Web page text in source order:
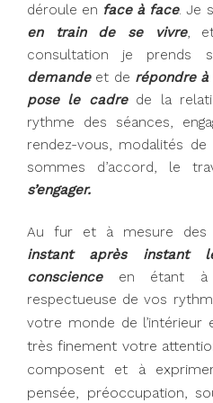
déroule en face à face. Je
en train de se vivre,
consultation je prends
demandeet de répondre à
pose le cadrede la
rythme des séances,
rendez-vous, modalités
sommes d’accord, le
s’engager.
Au fur et à mesure des
instant après instant
conscienceen étant à
respectueuse de vos
votre monde de l’intérieur
très finement votre
composent et à
pensée, préoccupation,